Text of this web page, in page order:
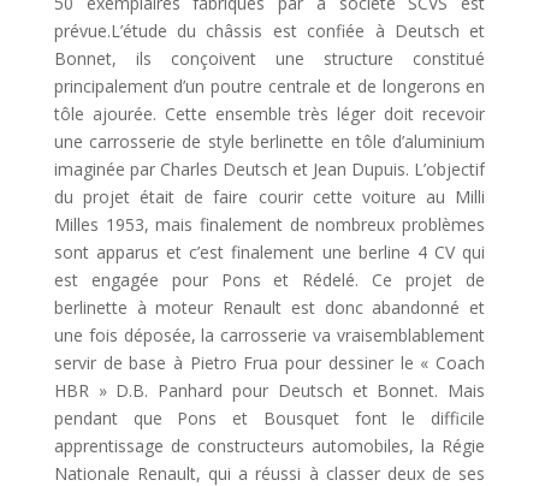
prévue.L’étude du châssis est confiée à Deutsch et
Bonnet, ils conçoivent une structure constitué
principalement d’un poutre centrale et de longerons en
tôle ajourée. Cette ensemble très léger doit recevoir
une carrosserie de style berlinette en tôle d’aluminium
imaginée par Charles Deutsch et Jean Dupuis. L’objectif
du projet était de faire courir cette voiture au Milli
Milles 1953, mais finalement de nombreux problèmes
sont apparus et c’est finalement une berline 4 CV qui
est engagée pour Pons et Rédelé. Ce projet de
berlinette à moteur Renault est donc abandonné et
une fois déposée, la carrosserie va vraisemblablement
servir de base à Pietro Frua pour dessiner le « Coach
HBR » D.B. Panhard pour Deutsch et Bonnet. Mais
pendant que Pons et Bousquet font le difficile
apprentissage de constructeurs automobiles, la Régie
Nationale Renault, qui a réussi à classer deux de ses